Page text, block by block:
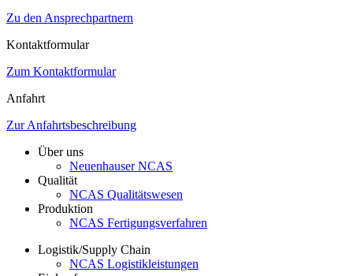
Zu den Ansprechpartnern
Kontaktformular
Zum Kontaktformular
Anfahrt
Zur Anfahrtsbeschreibung
Über uns
Neuenhauser NCAS
Qualität
NCAS Qualitätswesen
Produktion
NCAS Fertigungsverfahren
Logistik/Supply Chain
NCAS Logistikleistungen